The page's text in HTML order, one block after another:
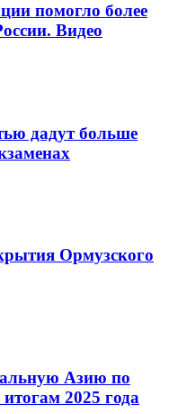
помогло более
Видео
дадут больше
Ормузского
Азию по
2025 года